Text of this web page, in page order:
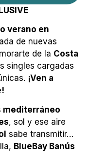
verano en
de nuevas
de la Costa
singles cargadas
¡Ven a
mediterráneo
, sol y ese aire
sabe transmitir…
BlueBay Banús